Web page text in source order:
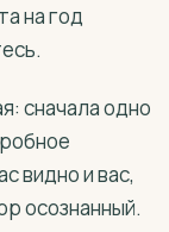
на год
сначала одно
видно и вас,
осознанный.